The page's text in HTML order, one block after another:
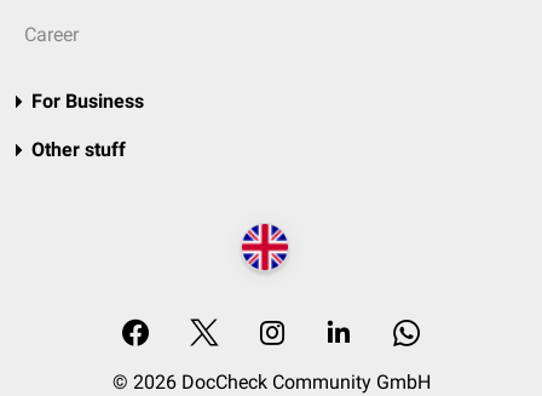
Career
For Business
Other stuff
© 2026 DocCheck Community GmbH